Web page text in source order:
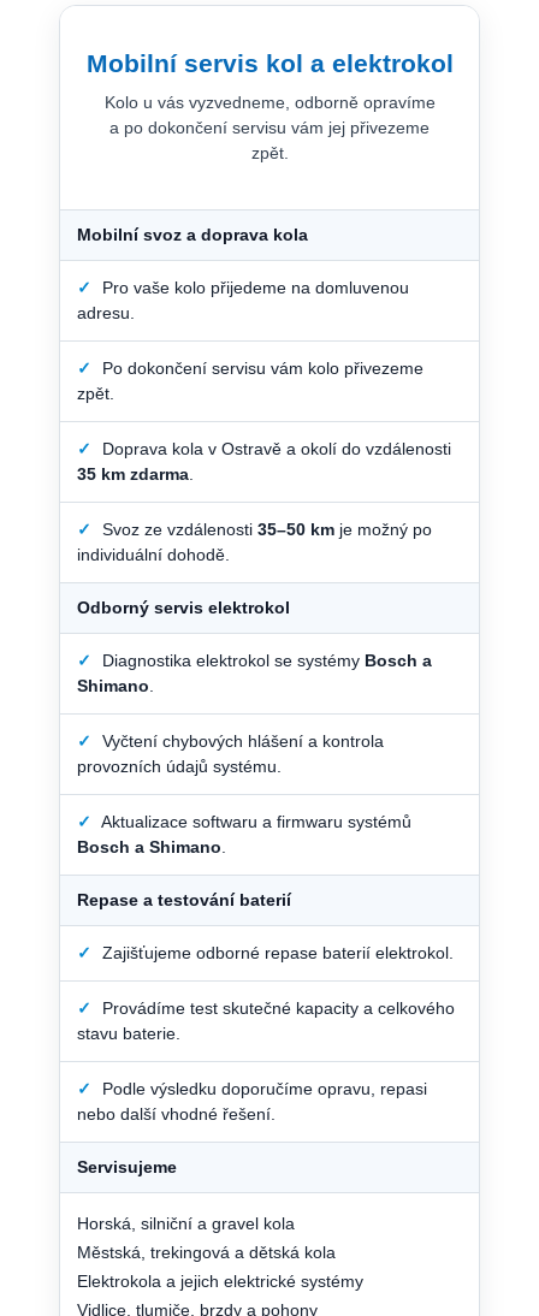
Mobilní servis kol a elektrokol
Kolo u vás vyzvedneme, odborně opravíme
a po dokončení servisu vám jej přivezeme
zpět.
Mobilní svoz a doprava kola
✓
Pro vaše kolo přijedeme na domluvenou
adresu.
✓
Po dokončení servisu vám kolo přivezeme
zpět.
✓
Doprava kola v Ostravě a okolí do vzdálenosti
35 km zdarma
✓ Svoz ze vzdálenosti 35–50 km je možný po
individuální dohodě.
Odborný servis elektrokol
✓ Diagnostika elektrokol se systémy Bosch a
Shimano
✓
Vyčtení chybových hlášení a kontrola
provozních údajů systému.
✓
Aktualizace softwaru a firmwaru systémů
Bosch a Shimano
Repase a testování baterií
✓ Zajišťujeme odborné repase baterií elektrokol.
✓
Provádíme test skutečné kapacity a celkového
stavu baterie.
✓
Podle výsledku doporučíme opravu, repasi
nebo další vhodné řešení.
Servisujeme
Horská, silniční a gravel kola
Městská, trekingová a dětská kola
Elektrokola a jejich elektrické systémy
Vidlice, tlumiče, brzdy a pohony